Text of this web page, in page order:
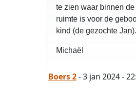
te zien waar binnen
ruimte is voor de
kind (de gezochte Jan).
Michaël
Boers 2- 3 jan 2024 -